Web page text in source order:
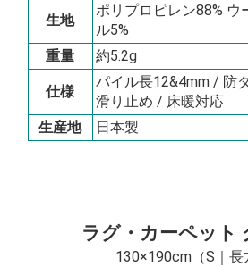
生地
ポリプロピレン88% ウ
ル5%
重量
約5.2g
仕様
パイル長12&4mm / 防
滑り止め / 床暖対応
生産地
日本製
ラグ・カーペット
130×190cm（S｜長